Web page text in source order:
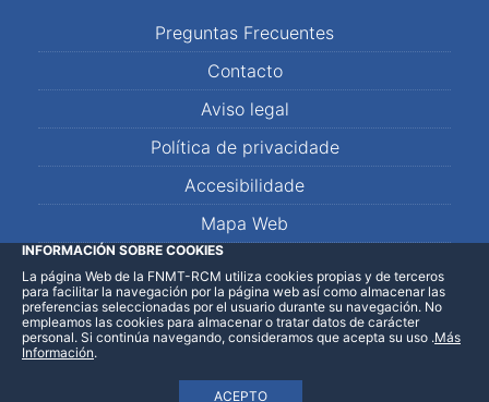
Preguntas Frecuentes
Contacto
Aviso legal
Política de privacidade
Accesibilidade
Mapa Web
LinkedInFacebookWhatsApp
INFORMACIÓN SOBRE COOKIES
La página Web de la FNMT-RCM utiliza cookies propias y de terceros
para facilitar la navegación por la página web así como almacenar las
preferencias seleccionadas por el usuario durante su navegación. No
empleamos las cookies para almacenar o tratar datos de carácter
personal. Si continúa navegando, consideramos que acepta su uso
ACEPTO
.Más
Información.